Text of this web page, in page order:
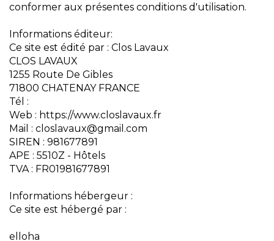
conformer aux présentes conditions d'utilisation.
Informations éditeur:
Ce site est édité par : Clos Lavaux
CLOS LAVAUX
1255 Route De Gibles
71800 CHATENAY FRANCE
Tél :
Web : https://www.closlavaux.fr
Mail : closlavaux@gmail.com
SIREN : 981677891
APE : 5510Z - Hôtels
TVA : FR01981677891
Informations hébergeur :
Ce site est hébergé par :
elloha